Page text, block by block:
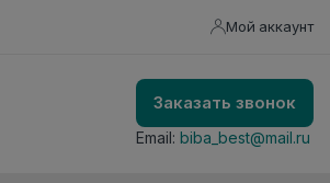
Мой аккаунт
Заказать звонок
Email: biba_best@mail.ru